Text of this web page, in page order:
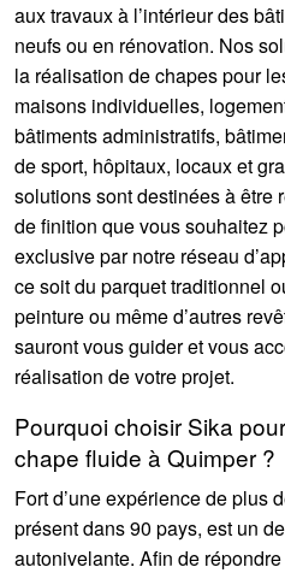
aux travaux à l’intérieur des
neufs ou en rénovation. Nos
la réalisation de chapes pour
maisons individuelles,
bâtiments administratifs,
de sport, hôpitaux, locaux et
solutions sont destinées à être
de finition que vous souhaitez
exclusive par notre réseau
ce soit du parquet traditionnel
peinture ou même d’autres
sauront vous guider et vous
réalisation de votre projet.
Pourquoi choisir Sika
chape fluide à Quimper ?
Fort d’une expérience de plus
présent dans 90 pays, est un
autonivelante. Afin de